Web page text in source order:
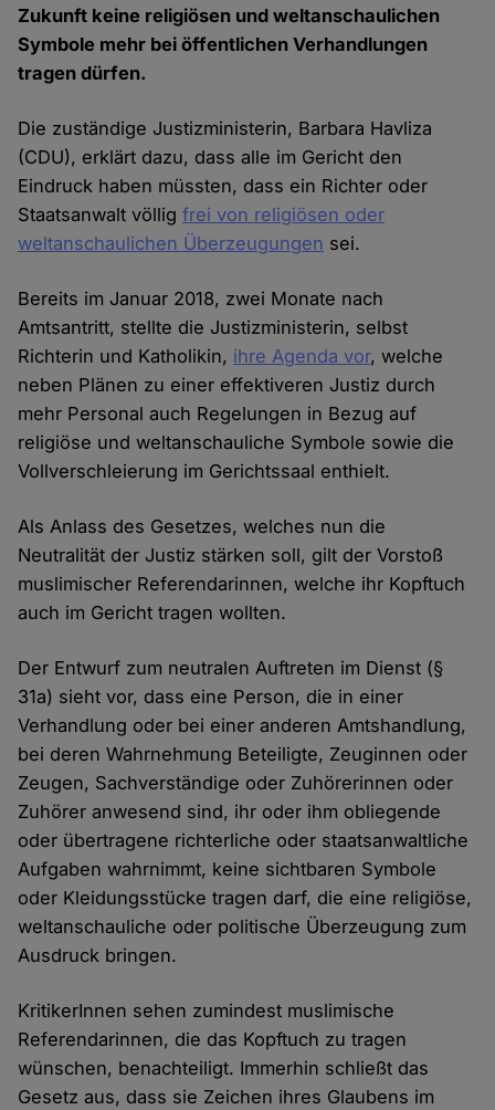
Zukunft keine religiösen und weltanschaulichen
Symbole mehr bei öffentlichen Verhandlungen
tragen dürfen.
Die zuständige Justizministerin, Barbara Havliza
(CDU), erklärt dazu, dass alle im Gericht den
Eindruck haben müssten, dass ein Richter oder
Staatsanwalt völligfrei von religiösen oder
weltanschaulichen Überzeugungen sei.
Bereits im Januar 2018, zwei Monate nach
Amtsantritt, stellte die Justizministerin, selbst
Richterin und Katholikin, ihre Agenda vor, welche
neben Plänen zu einer effektiveren Justiz durch
mehr Personal auch Regelungen in Bezug auf
religiöse und weltanschauliche Symbole sowie die
Vollverschleierung im Gerichtssaal enthielt.
Als Anlass des Gesetzes, welches nun die
Neutralität der Justiz stärken soll, gilt der Vorstoß
muslimischer Referendarinnen, welche ihr Kopftuch
auch im Gericht tragen wollten.
Der Entwurf zum neutralen Auftreten im Dienst (§
31a) sieht vor, dass eine Person, die in einer
Verhandlung oder bei einer anderen Amtshandlung,
bei deren Wahrnehmung Beteiligte, Zeuginnen oder
Zeugen, Sachverständige oder Zuhörerinnen oder
Zuhörer anwesend sind, ihr oder ihm obliegende
oder übertragene richterliche oder staatsanwaltliche
Aufgaben wahrnimmt, keine sichtbaren Symbole
oder Kleidungsstücke tragen darf, die eine religiöse,
weltanschauliche oder politische Überzeugung zum
Ausdruck bringen.
KritikerInnen sehen zumindest muslimische
Referendarinnen, die das Kopftuch zu tragen
wünschen, benachteiligt. Immerhin schließt das
Gesetz aus, dass sie Zeichen ihres Glaubens im